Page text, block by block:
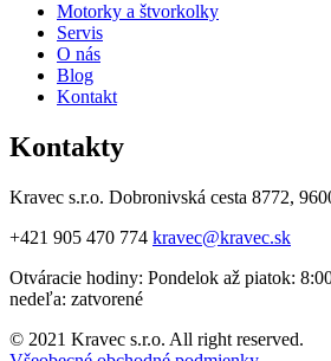
Motorky a štvorkolky
Servis
O nás
Blog
Kontakt
Kontakty
Kravec s.r.o. Dobronivská cesta 8772,
+421 905 470 774 kravec@kravec.sk
Otváracie hodiny: Pondelok až piatok:
nedeľa: zatvorené
© 2021 Kravec s.r.o. All right reserved.